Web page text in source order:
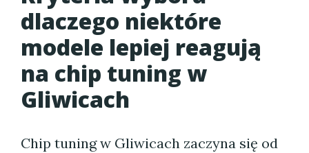
dlaczego niektóre
modele lepiej reagują
na chip tuning w
Gliwicach
Chip tuning w Gliwicach zaczyna się od